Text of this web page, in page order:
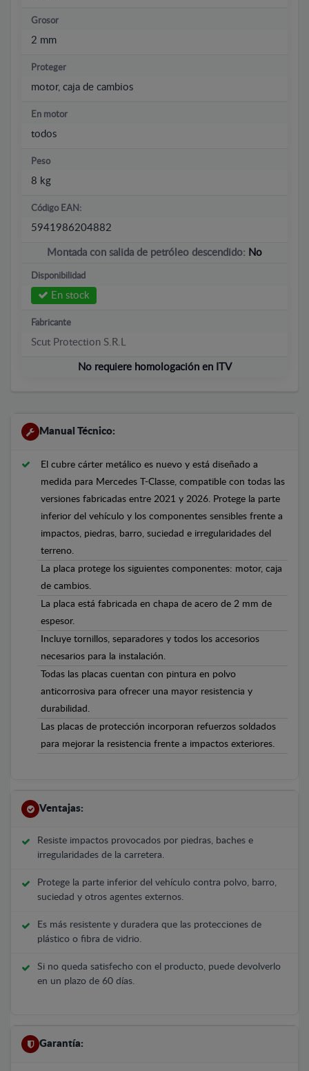
Grosor
2 mm
Proteger
motor, caja de cambios
En motor
todos
Peso
8 kg
Código EAN:
5941986204882
Montada con salida de petróleo descendido: No
Disponibilidad
En stock
Fabricante
Scut Protection S.R.L
No requiere homologación en ITV
Manual Técnico:
El cubre cárter metálico es nuevo y está diseñado a
medida para Mercedes T-Classe, compatible con todas las
versiones fabricadas entre 2021 y 2026. Protege la parte
inferior del vehículo y los componentes sensibles frente a
impactos, piedras, barro, suciedad e irregularidades del
terreno.
La placa protege los siguientes componentes: motor, caja
de cambios.
La placa está fabricada en chapa de acero de 2 mm de
espesor.
Incluye tornillos, separadores y todos los accesorios
necesarios para la instalación.
Todas las placas cuentan con pintura en polvo
anticorrosiva para ofrecer una mayor resistencia y
durabilidad.
Las placas de protección incorporan refuerzos soldados
para mejorar la resistencia frente a impactos exteriores.
Ventajas:
Resiste impactos provocados por piedras, baches e
irregularidades de la carretera.
Protege la parte inferior del vehículo contra polvo, barro,
suciedad y otros agentes externos.
Es más resistente y duradera que las protecciones de
plástico o fibra de vidrio.
Si no queda satisfecho con el producto, puede devolverlo
en un plazo de 60 días.
Garantía: